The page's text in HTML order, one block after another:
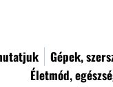
Gépek,
Életmód,